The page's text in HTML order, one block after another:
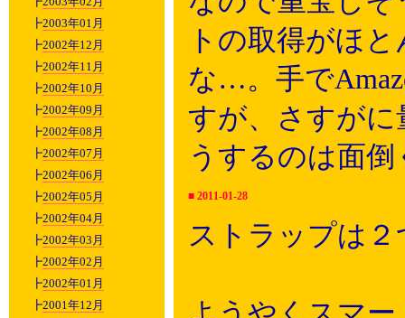
┣2003年01月
┣2002年12月
┣2002年11月
┣2002年10月
┣2002年09月
┣2002年08月
┣2002年07月
┣2002年06月
┣2002年05月
┣2002年04月
┣2002年03月
┣2002年02月
┣2002年01月
┣2001年12月
トの取得がほ
な…。手で
すが、さすが
うするのは面
■ 2011-01-28
ストラップは